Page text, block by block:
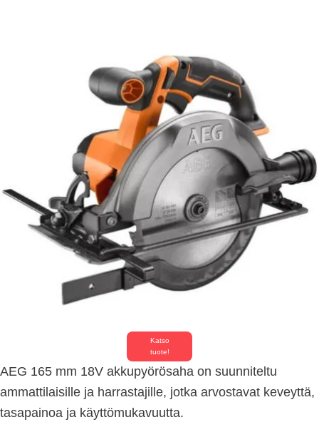
Katso
tuote!
AEG 165 mm 18V akkupyörösaha on suunniteltu
ammattilaisille ja harrastajille, jotka arvostavat keveyttä,
tasapainoa ja käyttömukavuutta.